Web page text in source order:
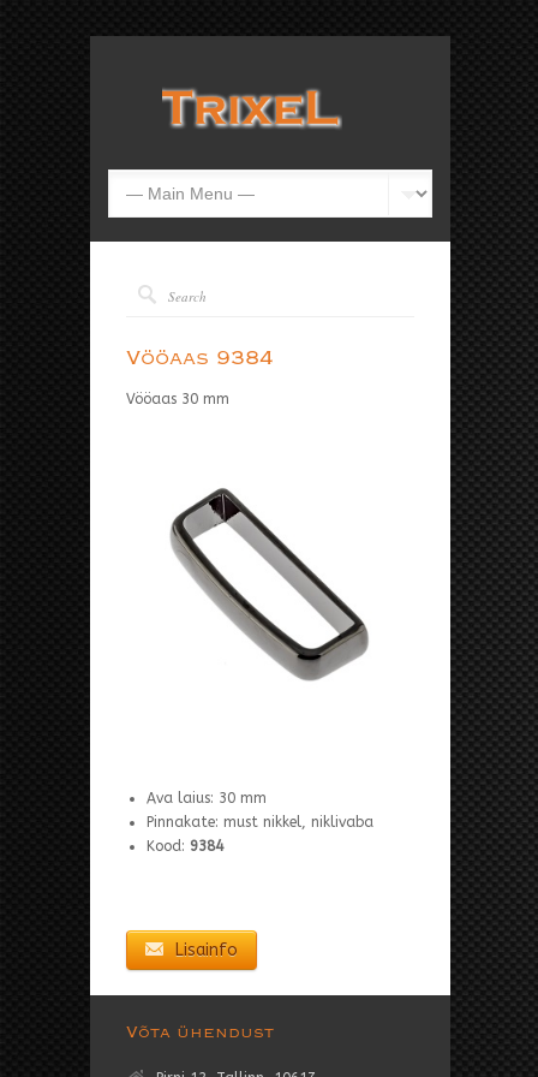
Vööaas 9384
Vööaas 30 mm
Ava laius: 30 mm
Pinnakate: must nikkel, niklivaba
Kood: 9384
Lisainfo
Võta ühendust